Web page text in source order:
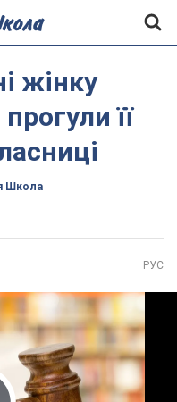
жінку
її
Школа
РУС